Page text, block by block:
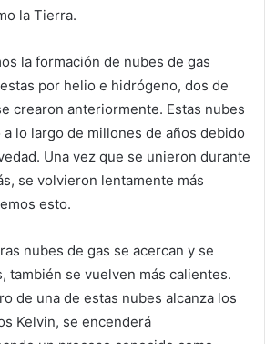
la Tierra.
la formación de nubes de gas
por helio e hidrógeno, dos de
crearon anteriormente. Estas nubes
lo largo de millones de años debido
Una vez que se unieron durante
se volvieron lentamente más
esto.
nubes de gas se acercan y se
también se vuelven más calientes.
de una de estas nubes alcanza los
Kelvin, se encenderá